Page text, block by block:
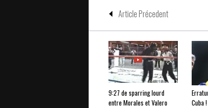
Article Précedent
9:27 de sparring lourd
entre Morales et Valero
Cuba !